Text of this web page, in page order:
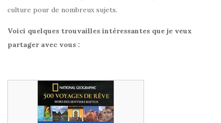
culture pour de nombreux sujets.
Voici quelques trouvailles intéressantes que je veux
partager avec vous :